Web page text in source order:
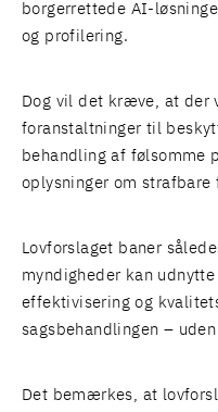
borgerrettede AI-
og profilering.
Dog vil det kræve, at der
foranstaltninger til
behandling af følsomme
oplysninger om strafbare
Lovforslaget baner
myndigheder kan
effektivisering og
sagsbehandlingen –
Det bemærkes, at